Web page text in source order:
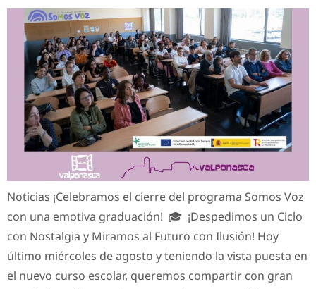
Noticias ¡Celebramos el cierre del programa Somos Voz
con una emotiva graduación! 🎓 ¡Despedimos un Ciclo
con Nostalgia y Miramos al Futuro con Ilusión! Hoy
último miércoles de agosto y teniendo la vista puesta en
el nuevo curso escolar, queremos compartir con gran